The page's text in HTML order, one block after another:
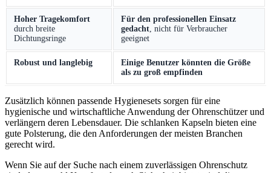
Hoher Tragekomfort
durch breite
Dichtungsringe
Für den professionellen Einsatz
gedacht , ⁤nicht ​für Verbraucher
geeignet
Robust und langlebig
Einige Benutzer könnten die ‌Größe
als zu groß empfinden
Zusätzlich können passende Hygienesets sorgen für eine
hygienische und wirtschaftliche Anwendung der Ohrenschützer und‌
verlängern deren Lebensdauer. Die schlanken⁣ Kapseln ‍bieten eine
gute Polsterung, die den ‍Anforderungen der meisten Branchen
gerecht​ wird.
Wenn Sie auf der Suche nach einem zuverlässigen Ohrenschutz